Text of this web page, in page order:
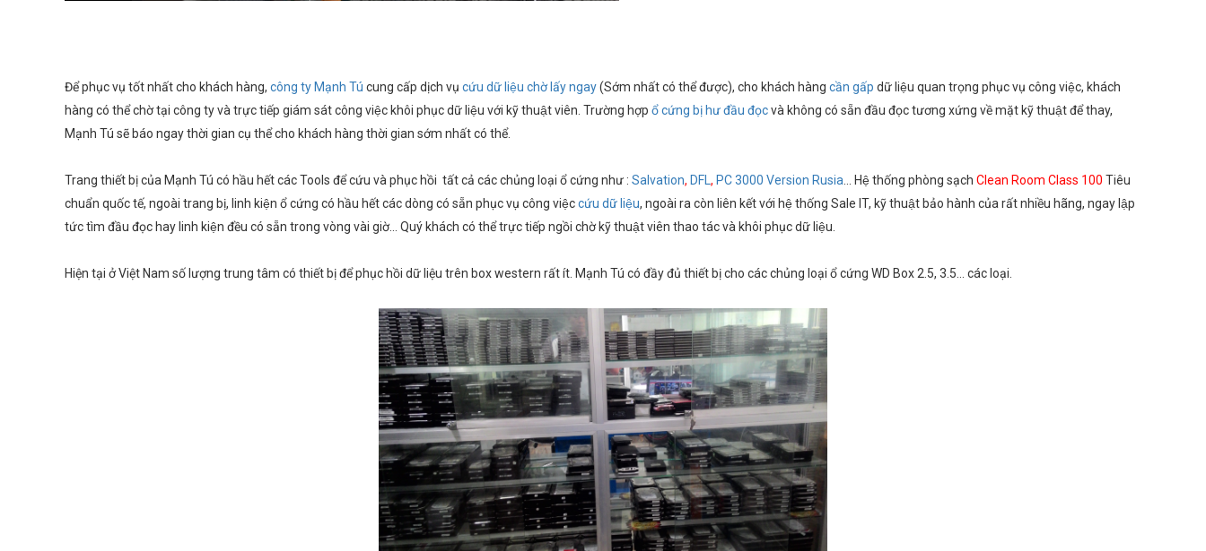
Để phục vụ tốt nhất cho khách hàng, công ty Mạnh Tú cung cấp dịch vụ cứu dữ liệu chờ lấy ngay(Sớm nhất có thể được), cho khách hàng cần gấp dữ liệu quan trọng phục vụ công việc, khách
hàng có thể chờ tại công ty và trực tiếp giám sát công việc khôi phục dữ liệu với kỹ thuật viên. Trường hợp ổ cứng bị hư đầu đọcvà không có sẵn đầu đọc tương xứng về mặt kỹ thuật để thay,
Mạnh Tú sẽ báo ngay thời gian cụ thể cho khách hàng thời gian sớm nhất có thể.
Trang thiết bị của Mạnh Tú có hầu hết các Tools để cứu và phục hồi tất cả các chủng loại ổ cứng như : Salvation, DFL , PC 3000 Version Rusia ... Hệ thống phòng sạch Clean Room Class 100 Tiêu
chuẩn quốc tế, ngoài trang bị, linh kiện ổ cứng có hầu hết các dòng có sẵn phục vụ công việccứu dữ liệu, ngoài ra còn liên kết với hệ thống Sale IT, kỹ thuật bảo hành của rất nhiều hãng, ngay lập
tức tìm đầu đọc hay linh kiện đều có sẵn trong vòng vài giờ... Quý khách có thể trực tiếp ngồi chờ kỹ thuật viên thao tác và khôi phục dữ liệu.
Hiện tại ở Việt Nam số lượng trung tâm có thiết bị để phục hồi dữ liệu trên box western rất ít. Mạnh Tú có đầy đủ thiết bị cho các chủng loại ổ cứng WD Box 2.5, 3.5… các loại.